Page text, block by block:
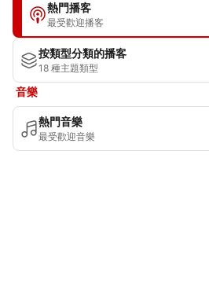
熱門播客
最受歡迎播客
按類型分類的播客
18 種主題類型
音樂
熱門音樂
最受歡迎音樂